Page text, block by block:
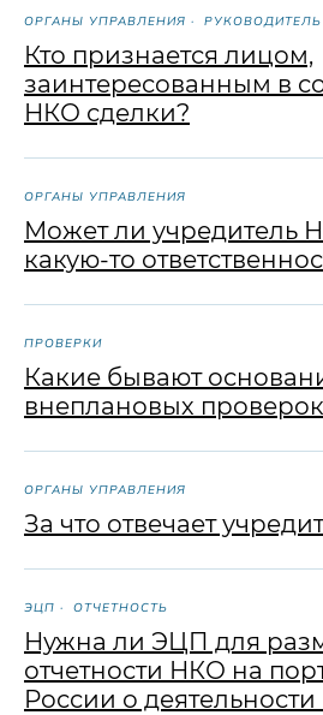
ОРГАНЫ УПРАВЛЕНИЯ РУКОВОДИТЕЛЬ
Кто признается лицом,
заинтересованным в
НКО сделки?
ОРГАНЫ УПРАВЛЕНИЯ
Может ли учредитель
какую-то
ПРОВЕРКИ
Какие бывают
внеплановых
ОРГАНЫ УПРАВЛЕНИЯ
За что отвечает
ЭЦП ОТЧЕТНОСТЬ
Нужна ли ЭЦП для
отчетности НКО на
России о